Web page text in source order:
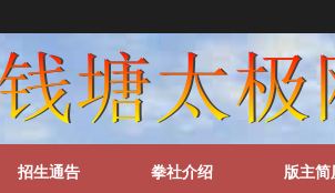
招生通告 拳社介绍 版主简